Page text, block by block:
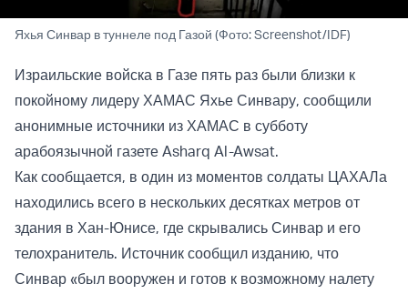
Яхья Синвар в туннеле под Газой (Фото: Screenshot/IDF)
Израильские войска в Газе пять раз были близки к
покойному лидеру ХАМАС Яхье Синвару, сообщили
анонимные источники из ХАМАС в субботу
арабоязычной газете Asharq Al-Awsat.
Как сообщается, в один из моментов солдаты ЦАХАЛа
находились всего в нескольких десятках метров от
здания в Хан-Юнисе, где скрывались Синвар и его
телохранитель. Источник сообщил изданию, что
Синвар «был вооружен и готов к возможному налету